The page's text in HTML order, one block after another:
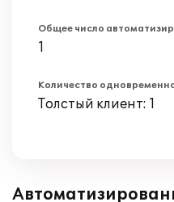
Общее число
1
Количество
Толстый клиент: 1